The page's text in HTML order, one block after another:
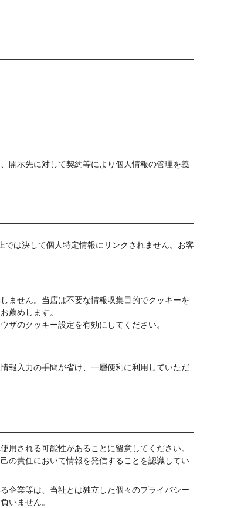
開示先に対して契約等により個人情報の管理を義
は決して個人特定情報にリンクされません。お客
ません。当店は不要な情報収集目的でクッキーを
薦めします。
ザのクッキー設定を有効にしてください。
報入力の手間が省け、一層便利に利用していただ
される可能性があることに留意してください。
の責任において情報を発信することを認識してい
企業等は、当社とは独立した個々のプライバシー
いません。